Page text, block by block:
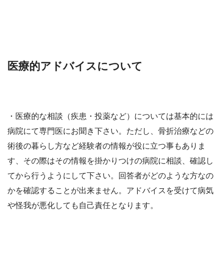
医療的アドバイスについて
・医療的な相談（疾患・投薬など）については基本的には
病院にて専門医にお聞き下さい。ただし、骨折治療などの
術後の暮らし方など経験者の情報が役に立つ事もありま
す、その際はその情報を掛かりつけの病院に相談、確認し
てから行うようにして下さい。回答者がどのような方なの
かを確認することが出来ません。アドバイスを受けて病気
や怪我が悪化しても自己責任となります。